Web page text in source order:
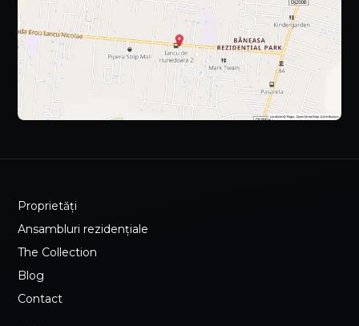
Proprietăți
Ansambluri rezidențiale
The Collection
Blog
Contact